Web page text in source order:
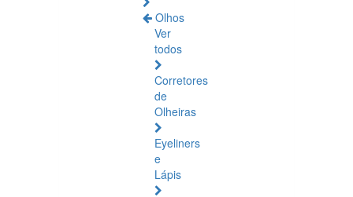
Olhos
Ver
todos
Corretores
de
Olheiras
Eyeliners
e
Lápis